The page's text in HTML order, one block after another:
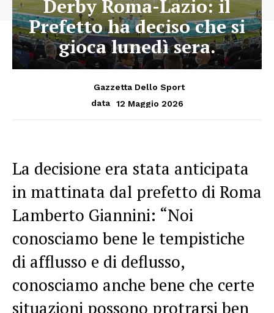
Derby Roma-Lazio: il
Prefetto ha deciso che si
gioca lunedì sera.
Gazzetta Dello Sport
data
12 Maggio 2026
La decisione era stata anticipata
in mattinata dal prefetto di Roma
Lamberto Giannini: “Noi
conosciamo bene le tempistiche
di afflusso e di deflusso,
conosciamo anche bene che certe
situazioni possono protrarsi ben